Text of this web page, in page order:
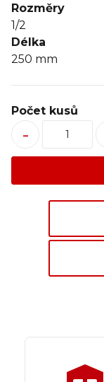
Rozměry
1/2
Délka
250 mm
Počet kusů
-